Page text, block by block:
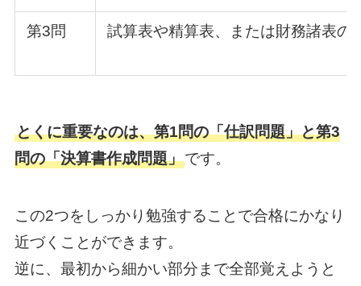
第3問 試算表や精算表、または財務諸表の
とくに重要なのは、第1問の「仕訳問題」と第3
問の「決算書作成問題」です。
この2つをしっかり勉強することで合格にかなり
近づくことができます。
逆に、最初から細かい部分まで全部覚えようと